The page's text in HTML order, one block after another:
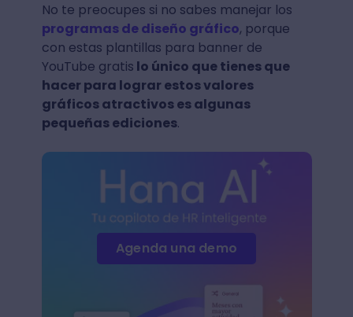
No te preocupes si no sabes manejar los
programas de diseño gráfico, porque
con estas plantillas para banner de
YouTube gratis lo único que tienes que
hacer para lograr estos valores
gráficos atractivos es algunas
pequeñas ediciones.
Agenda una demo